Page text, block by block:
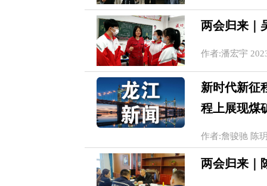
两会归来｜
作者:潘宏宇
新时代新征
程上展现煤
作者:詹骏驰 陈
两会归来｜